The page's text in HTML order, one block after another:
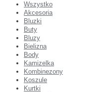
Wszystko
Akcesoria
Bluzki
Buty
Bluzy
Bielizna
Body
Kamizelka
Kombinezony
Koszule
Kurtki